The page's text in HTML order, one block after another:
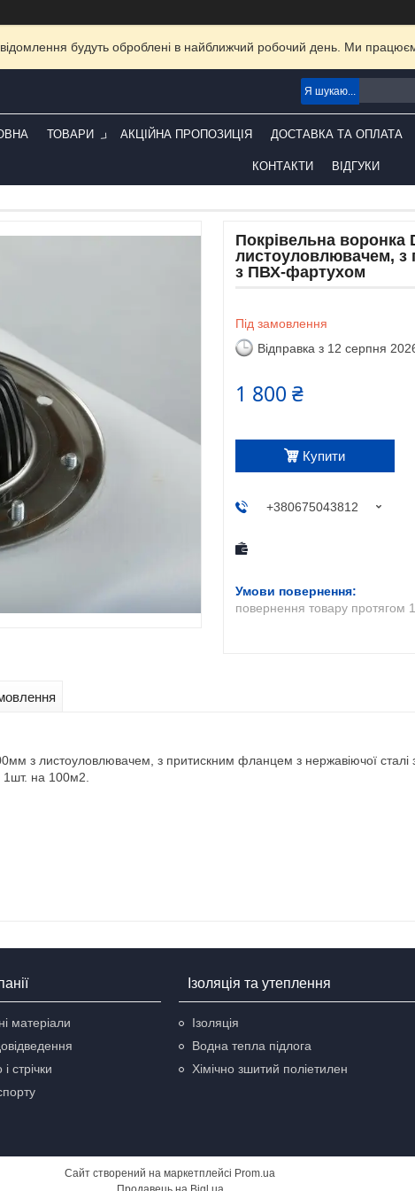
будуть оброблені в найближчий робочий день. Ми
ТОВАРИ АКЦІЙНА ПРОПОЗИЦІЯ ДОСТАВКА ТА ОПЛАТА
КОНТАКТИ ВІДГУКИ
Покрівельна воронка
листоуловлювачем, з
з ПВХ-фартухом
Під замовлення
Відправка з 12 серпня
1 800 ₴
Купити
+380675043812
повернення товару протягом
з листоуловлювачем, з притискним фланцем з нержавіючої
1шт. на 100м2.
матеріали
стрічки
Ізоляція та утеплення
Ізоляція
Водна тепла підлога
Хімічно зшитий поліетилен
Сайт створений на маркетплейсі Prom.ua